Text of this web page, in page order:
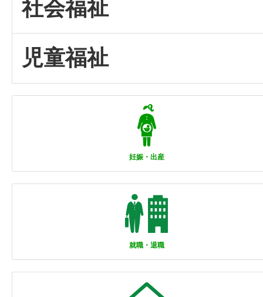
社会福祉
児童福祉
妊娠・出産
就職・退職